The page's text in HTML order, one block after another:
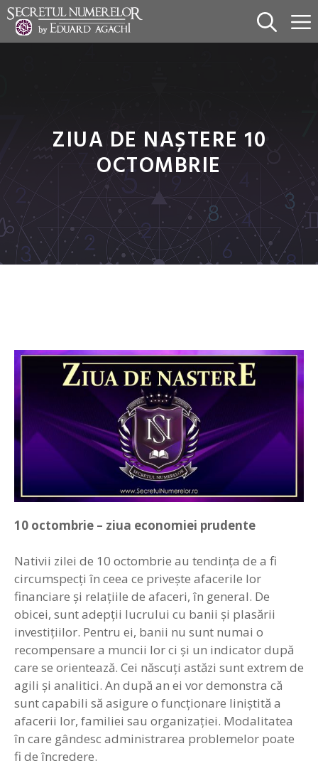
Sari
conținut
ZIUA DE NAȘTERE 10
OCTOMBRIE
10 octombrie – ziua economiei prudente
Nativii zilei de 10 octombrie au tendinţa de a fi
circumspecţi în ceea ce priveşte afacerile lor
financiare şi relaţiile de afaceri, în general. De
obicei, sunt adepţii lucrului cu banii şi plasării
investiţiilor. Pentru ei, banii nu sunt numai o
recompensare a muncii lor ci şi un indicator după
care se orientează. Cei născuţi astăzi sunt extrem de
agili şi analitici. An după an ei vor demonstra că
sunt capabili să asigure o funcţionare liniştită a
afacerii lor, familiei sau organizaţiei. Modalitatea
în care gândesc administrarea problemelor poate
fi de încredere.